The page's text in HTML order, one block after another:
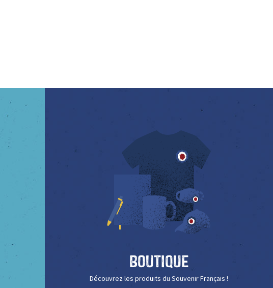
Boutique
Découvrez les produits du Souvenir Français !